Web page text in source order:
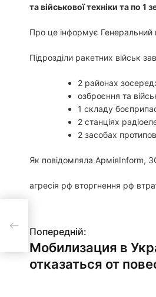
та військової техніки та по
Про це інформує Генеральний
Підрозділи ракетних військ
2 районах
озброєння та
1 складу
2 станціях
2 засобах
Як повідомляла АрміяInform,
агресія рф вторгнення рф
Н
а
в
Попередній:
Мобилизация в
отказаться от